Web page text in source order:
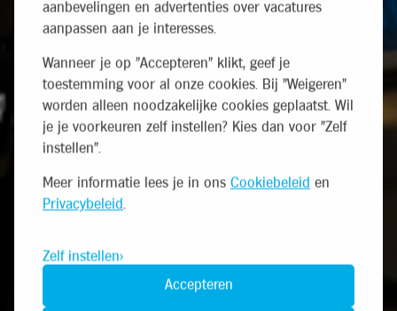
aanbevelingen en advertenties over vacatures
aanpassen aan je interesses.
Wanneer je op "Accepteren" klikt, geef je
toestemming voor al onze cookies. Bij "Weigeren"
worden alleen noodzakelijke cookies geplaatst. Wil
je je voorkeuren zelf instellen? Kies dan voor "Zelf
instellen".
Meer informatie lees je in ons Cookiebeleid en
Privacybeleid.
Zelf instellen
Accepteren